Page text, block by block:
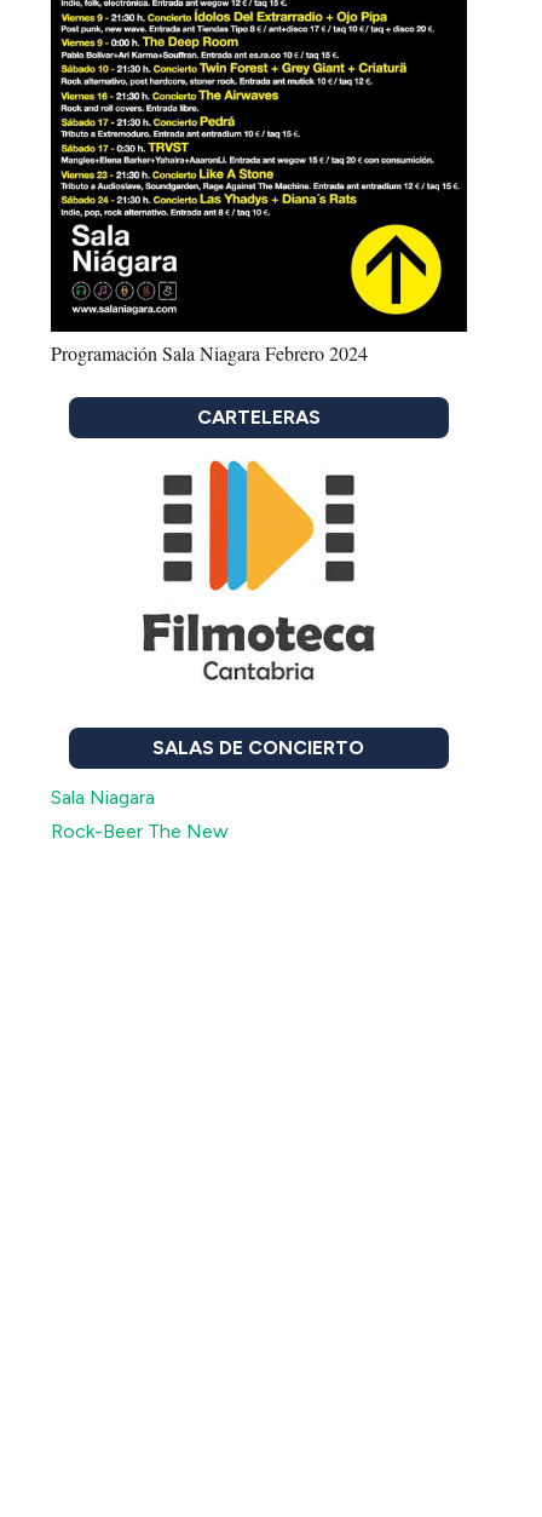
Programación Sala Niagara Febrero 2024
CARTELERAS
SALAS DE CONCIERTO
Sala Niagara
Rock-Beer The New